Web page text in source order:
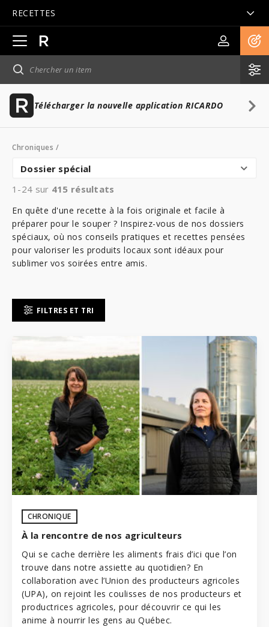
RECETTES
Ouvrir
la
navigation
principale
Télécharger la nouvelle application RICARDO
Chroniques /
Dossier spécial
1-24 sur 415 résultats
En quête d'une recette à la fois originale et facile à
préparer pour le souper ? Inspirez-vous de nos dossiers
spéciaux, où nos conseils pratiques et recettes pensées
pour valoriser les produits locaux sont idéaux pour
sublimer vos soirées entre amis.
FILTRES ET TRI
CHRONIQUE
À la rencontre de nos agriculteurs
Qui se cache derrière les aliments frais d’ici que l’on
trouve dans notre assiette au quotidien? En
collaboration avec l’Union des producteurs agricoles
(UPA), on rejoint les coulisses de nos producteurs et
productrices agricoles, pour découvrir ce qui les
anime à nourrir les gens au Québec.